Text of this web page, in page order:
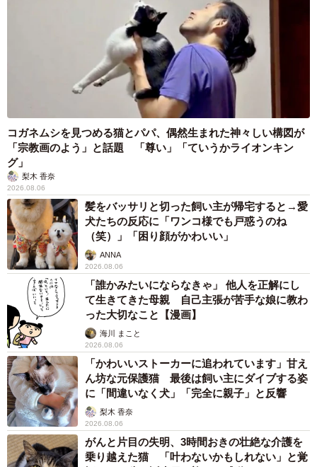
コガネムシを見つめる猫とパパ、偶然生まれた神々しい構図が
「宗教画のよう」と話題 「尊い」「ていうかライオンキン
グ」
梨木 香奈
2026.08.06
髪をバッサリと切った飼い主が帰宅すると→愛
犬たちの反応に「ワンコ様でも戸惑うのね
（笑）」「困り顔がかわいい」
ANNA
2026.08.06
「誰かみたいにならなきゃ」 他人を正解にし
て生きてきた母親 自己主張が苦手な娘に教わ
った大切なこと【漫画】
海川 まこと
2026.08.06
「かわいいストーカーに追われています」甘え
ん坊な元保護猫 最後は飼い主にダイブする姿
に「間違いなく犬」「完全に親子」と反響
梨木 香奈
2026.08.06
がんと片目の失明、3時間おきの壮絶な介護を
乗り越えた猫 「叶わないかもしれない」と覚